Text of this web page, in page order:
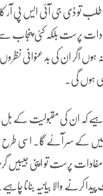
تو ڈی جی آئی ایس پی آر
پرست بلکہ کئی پنجاب
ہوں اگر ان کی بد عنوانی
ہوں گی۔
چاہیے کہ ان کی مقبولیت کے
کے سر آئے گا۔ اسی طرح
پرست تو اپنی جیبیں
والا بیانیہ بنانا چاہیے۔